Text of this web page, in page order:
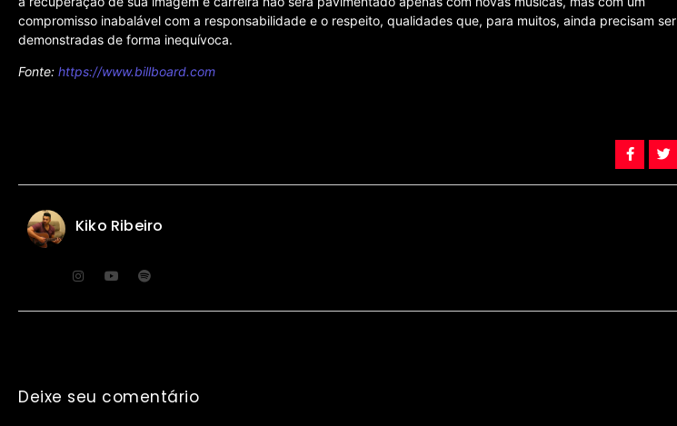
compromisso inabalável com a responsabilidade e o respeito, qualidades que, para muitos, ainda precisam ser
demonstradas de forma inequívoca.
Fonte: https://www.billboard.com
Kiko Ribeiro
Deixe seu comentário